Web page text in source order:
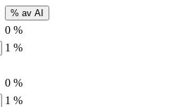
% av AI
0 %
1 %
0 %
1 %